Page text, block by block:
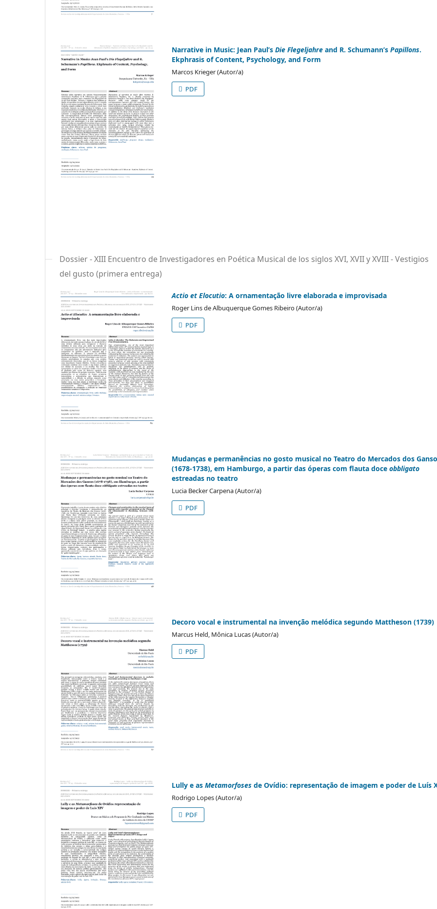
Narrative in Music: Jean Paul’s Die Flegeljahre and R. Schumann’s Papillons.
Ekphrasis of Content, Psychology, and Form
Marcos Krieger (Autor/a)
PDF
Dossier - XIII Encuentro de Investigadores en Poética Musical de los siglos XVI, XVII y XVIII - Vestigios
del gusto (primera entrega)
Actio et Elocutio: A ornamentação livre elaborada e improvisada
Roger Lins de Albuquerque Gomes Ribeiro (Autor/a)
PDF
Mudanças e permanências no gosto musical no Teatro do Mercados dos
(1678-1738), em Hamburgo, a partir das óperas com flauta doce obbligato
estreadas no teatro
Lucia Becker Carpena (Autor/a)
PDF
Decoro vocal e instrumental na invenção melódica segundo Mattheson (1739)
Marcus Held, Mônica Lucas (Autor/a)
PDF
Lully e as Metamorfoses de Ovídio: representação de imagem e poder de Luís
Rodrigo Lopes (Autor/a)
PDF